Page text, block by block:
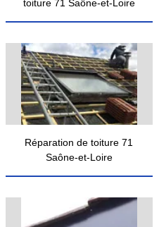
toiture 71 Saône-et-Loire
Réparation de toiture 71
Saône-et-Loire